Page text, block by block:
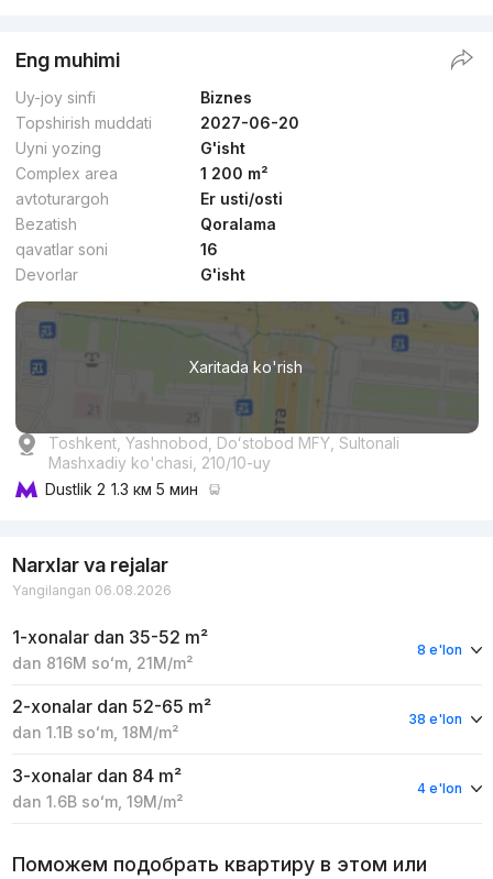
Eng muhimi
Uy-joy sinfi
Biznes
Topshirish muddati
2027-06-20
Uyni yozing
G'isht
Complex area
1 200 m²
avtoturargoh
Er usti/osti
Bezatish
Qoralama
qavatlar soni
16
Devorlar
G'isht
Xaritada ko'rish
Toshkent, Yashnobod, Doʻstobod MFY, Sultonali
Mashxadiy ko'chasi, 210/10-uy
Dustlik 2 1.3 км 5 мин
Narxlar va rejalar
Yangilangan 06.08.2026
1-xonalar dan 35-52 m²
dan 816M soʻm, 21M/m²
8 e'lon
2-xonalar dan 52-65 m²
dan 1.1B soʻm, 18M/m²
38 e'lon
3-xonalar dan 84 m²
dan 1.6B soʻm, 19M/m²
4 e'lon
Поможем подобрать квартиру в этом или